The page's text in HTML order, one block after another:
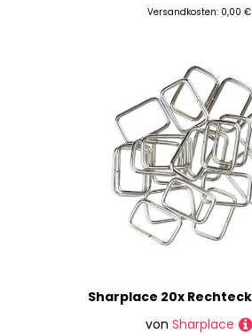
Versandkosten: 0,00 €
von Sharplace